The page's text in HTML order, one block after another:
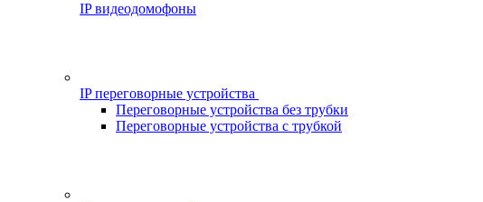
IP видеодомофоны
IP переговорные устройства
Переговорные устройства без трубки
Переговорные устройства с трубкой